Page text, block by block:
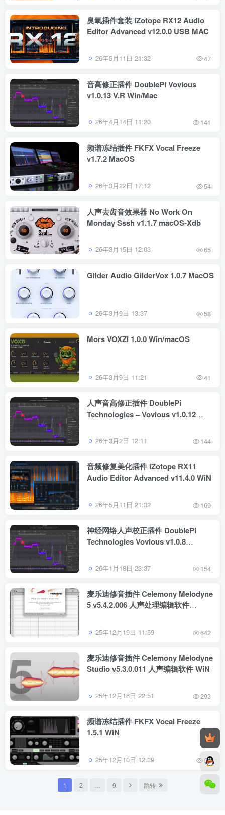
臭氧插件套装 iZotope RX12 Audio
Editor Advanced v12.0.0 USB MAC
26年5月11日 21:32 47
音高修正插件 DoublePi Vovious
v1.0.13 V.R Win/Mac
26年4月14日 11:20 141
频谱冻结插件 FKFX Vocal Freeze
v1.7.2 MacOS
26年3月22日 17:12 54
人声去齿音效果器 No Work On
Monday Sssh v1.1.7 macOS-Xdb
26年3月15日 12:03 65
Gilder Audio GilderVox 1.0.7 MacOS
26年3月9日 13:37 58
Mors VOXZI 1.0.0 Win/macOS
26年3月9日 11:21 41
人声音高修正插件 DoublePi
Technologies – Vovious v1.0.12
26年3月2日 12:11 144
音频修复美化插件 iZotope RX11
Audio Editor Advanced v11.4.0 WiN
26年5月11日 21:32 169
神经网络人声校正插件 DoublePi
Technologies Vovious v1.0.8
26年1月18日 23:37 154
麦乐迪修音插件 Celemony Melodyne
5 v5.4.2.006 人声处理编辑软件
25年12月19日 11:59 642
麦乐迪修音插件 Celemony Melodyne
Studio v5.3.0.011 人声编辑软件 WiN
25年12月16日 22:51 293
频谱冻结插件 FKFX Vocal Freeze
1.5.1 WiN
25年12月10日 12:39 54
1 2 9 跳转